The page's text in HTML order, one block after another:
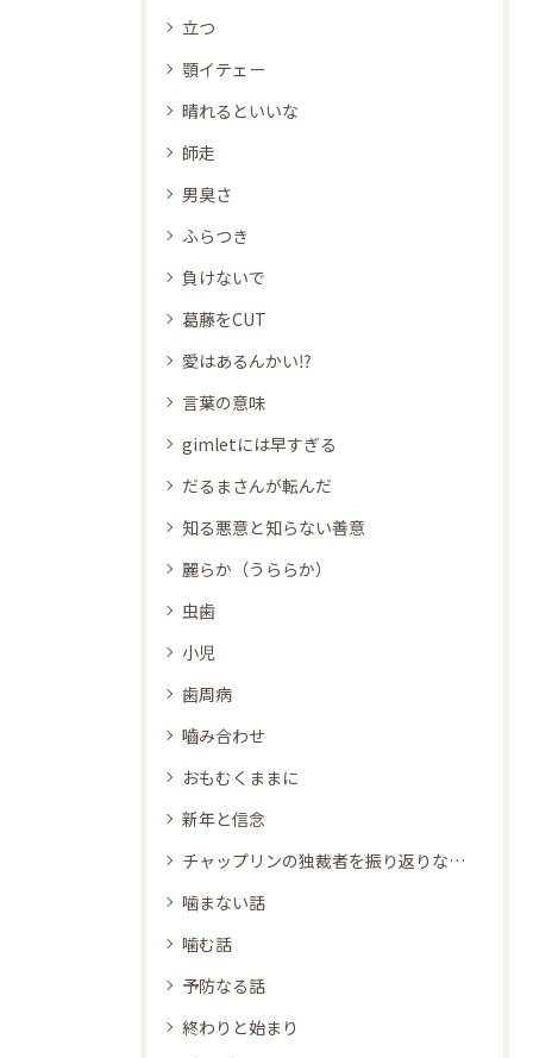
立つ
顎イテェー
晴れるといいな
師走
男臭さ
ふらつき
負けないで
葛藤をCUT
愛はあるんかい⁉
言葉の意味
gimletには早すぎる
だるまさんが転んだ
知る悪意と知らない善意
麗らか（うららか）
虫歯
小児
歯周病
嚙み合わせ
おもむくままに
新年と信念
チャップリンの独裁者を振り返りながら
噛まない話
噛む話
予防なる話
終わりと始まり